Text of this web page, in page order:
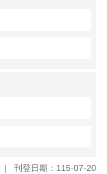
刊登日期：115-07-20